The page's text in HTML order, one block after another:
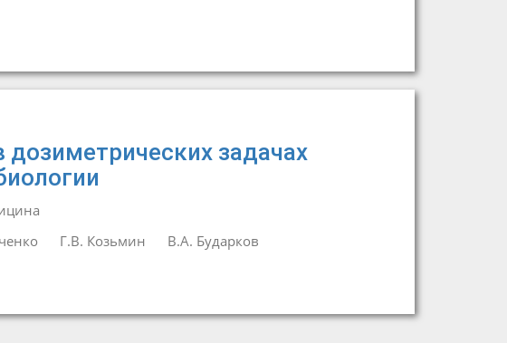
задачах
Г.В. Козьмин
В.А. Бударков